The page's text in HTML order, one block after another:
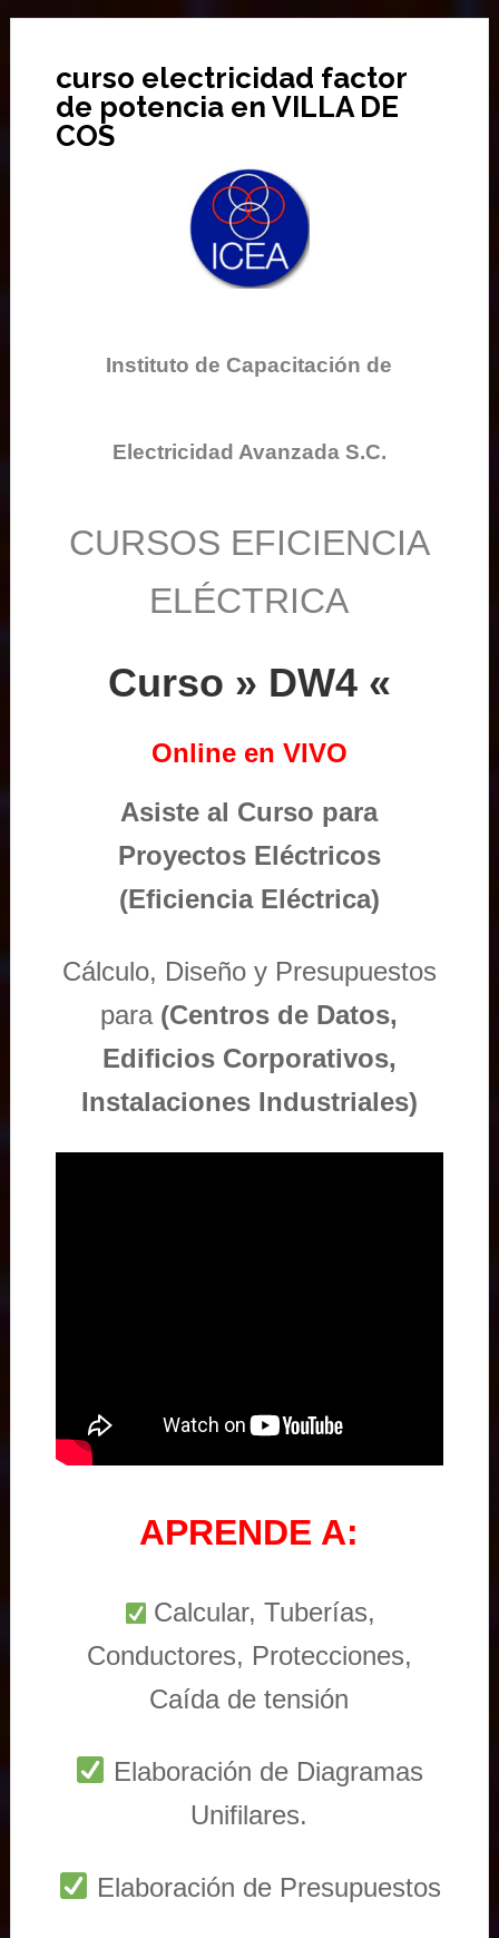
curso electricidad factor
de potencia en VILLA DE
COS
Instituto de Capacitación de
Electricidad Avanzada S.C.
CURSOS EFICIENCIA
ELÉCTRICA
Curso » DW4 «
Online en VIVO
Asiste al Curso para
Proyectos Eléctricos
(Eficiencia Eléctrica)
Cálculo, Diseño y Presupuestos
para (Centros de Datos,
Edificios Corporativos,
Instalaciones Industriales)
APRENDE A:
Calcular, Tuberías,
Conductores, Protecciones,
Caída de tensión
Elaboración de Diagramas
Unifilares.
Elaboración de Presupuestos